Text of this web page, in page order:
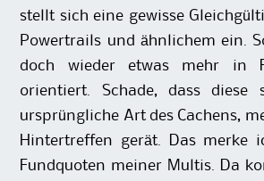
stellt sich eine gewisse
Powertrails und ähnlichem ein.
doch wieder etwas mehr in
orientiert. Schade, dass diese
ursprüngliche Art des Cachens,
Hintertreffen gerät. Das merke
Fundquoten meiner Multis. Da